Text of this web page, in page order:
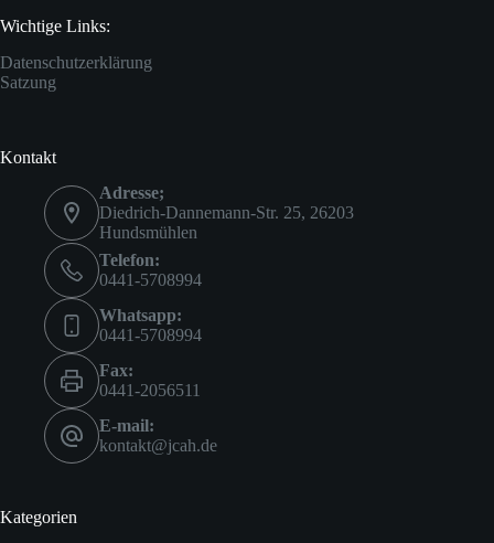
Wichtige Links:
Datenschutzerklärung
Satzung
Kontakt
Adresse;
Diedrich-Dannemann-Str. 25, 26203
Hundsmühlen
Telefon:
0441-5708994
Whatsapp:
0441-5708994
Fax:
0441-2056511
E-mail:
kontakt@jcah.de
Kategorien